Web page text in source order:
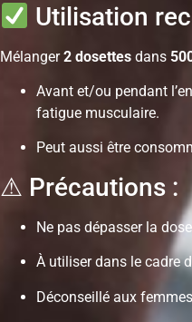
Utilisation
Mélanger2 dosettes dans
Avant et/ou pendant
fatigue musculaire.
Peut aussi être
⚠ Précautions :
Ne pas dépasser la
À utiliser dans le cadre
Déconseillé aux